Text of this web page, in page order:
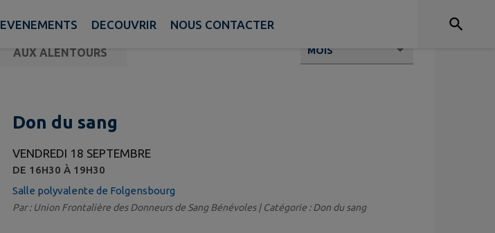
EVENEMENTS DECOUVRIR NOUS CONTACTER
AUX ALENTOURS
Don du sang
VENDREDI 18 SEPTEMBRE
DE 16H30 À 19H30
Salle polyvalente de Folgensbourg
Par : Union Frontalière des Donneurs de Sang Bénévoles | Catégorie : Don du sang